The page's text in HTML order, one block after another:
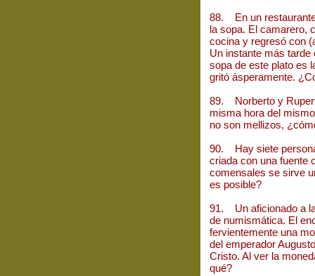
88. En un
la sopa. El camarero,
cocina y regresó con
Un instante más tarde
sopa de este plato es
gritó ásperamente.
89. Norberto y
misma hora del
no son mellizos,
90. Hay siete
criada con una fuente
comensales se sirve
es posible?
91. Un aficionado a
de numismática. El
fervientemente una
del emperador
Cristo. Al ver la
qué?